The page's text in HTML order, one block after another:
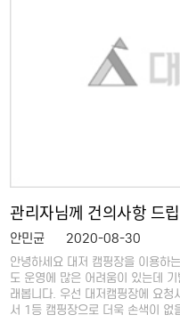
관리자님께 건의사항 드
안민균 2020-08-30
안녕하세요 대저 캠핑장을 이용하
도 운영에 많은 어려움이 있는데
래봅니다. 우선 대저캠핑장에 요청
서 1등 캠핑장으로 더욱 손색이